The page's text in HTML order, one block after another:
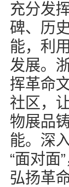
充分发
碑、历
能，利
发展。
挥革命
社区，
物展品
能。深
“面对面
弘扬革